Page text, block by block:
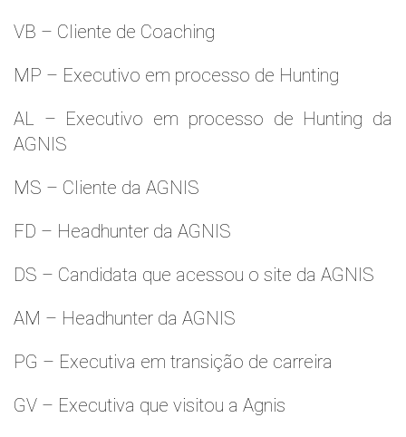
VB – Cliente de Coaching
MP – Executivo em processo de Hunting
AL – Executivo em processo de Hunting da
AGNIS
MS – Cliente da AGNIS
FD – Headhunter da AGNIS
DS – Candidata que acessou o site da AGNIS
AM – Headhunter da AGNIS
PG – Executiva em transição de carreira
GV – Executiva que visitou a Agnis